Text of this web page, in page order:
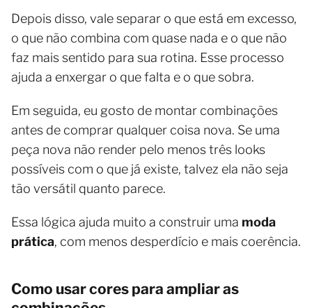
Depois disso, vale separar o que está em excesso,
o que não combina com quase nada e o que não
faz mais sentido para sua rotina. Esse processo
ajuda a enxergar o que falta e o que sobra.
Em seguida, eu gosto de montar combinações
antes de comprar qualquer coisa nova. Se uma
peça nova não render pelo menos três looks
possíveis com o que já existe, talvez ela não seja
tão versátil quanto parece.
Essa lógica ajuda muito a construir uma moda
prática, com menos desperdício e mais coerência.
Como usar cores para ampliar as